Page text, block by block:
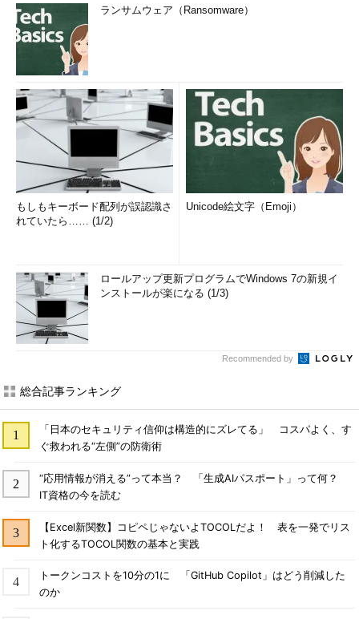
ランサムウェア（Ransomware）
もしもキーボード配列が誤認識さ
れていたら…… (1/2)
Unicode絵文字（Emoji）
ロールアップ更新プログラムでWindows 7の新規イ
ンストールが楽になる (1/3)
Recommended by
総合記事ランキング
「日本のセキュリティ信仰は構造的にズレてる」 コスパよく、す
ぐ救われる“左側”の防衛術
“応用情報が消える”って本当？ 「生成AIパスポート」って何？
IT資格の今を読む
【Excel新関数】コピペじゃないよTOCOLだよ！ 表を一発でリス
ト化するTOCOL関数の基本と実践
トークンコストを10分の1に 「GitHub Copilot」はどう削減した
のか